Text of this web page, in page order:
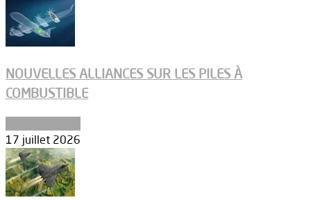
NOUVELLES ALLIANCES SUR LES PILES À
COMBUSTIBLE
17 juillet 2026